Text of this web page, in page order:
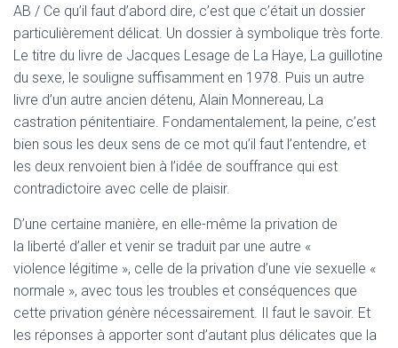
AB / Ce qu’il faut d’abord dire, c’est que c’était un dossier
particulièrement délicat. Un dossier à symbolique très forte.
Le titre du livre de Jacques Lesage de La Haye, La guillotine
du sexe, le souligne suffisamment en 1978. Puis un autre
livre d’un autre ancien détenu, Alain Monnereau, La
castration pénitentiaire. Fondamentalement, la peine, c’est
bien sous les deux sens de ce mot qu’il faut l’entendre, et
les deux renvoient bien à l’idée de souffrance qui est
contradictoire avec celle de plaisir.
D’une certaine manière, en elle-même la privation de
la liberté d’aller et venir se traduit par une autre «
violence légitime », celle de la privation d’une vie sexuelle «
normale », avec tous les troubles et conséquences que
cette privation génère nécessairement. Il faut le savoir. Et
les réponses à apporter sont d’autant plus délicates que la